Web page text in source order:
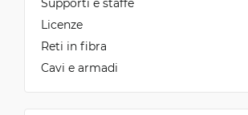
Licenze
Reti in fibra
Cavi e armadi